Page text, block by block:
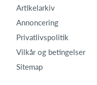
Artikelarkiv
Annoncering
Privatlivspolitik
Vilkår og betingelser
Sitemap